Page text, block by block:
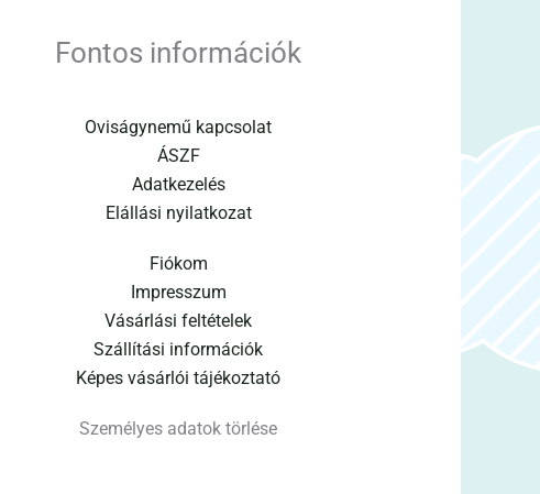
Fontos információk
Oviságynemű kapcsolat
ÁSZF
Adatkezelés
Elállási nyilatkozat
Fiókom
Impresszum
Vásárlási feltételek
Szállítási információk
Képes vásárlói tájékoztató
Személyes adatok törlése